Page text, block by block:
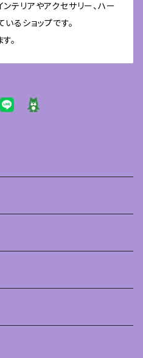
テリアやアクセサリー、ハー
るショップです。
。